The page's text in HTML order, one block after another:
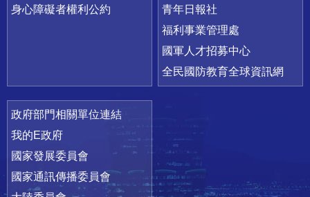
身心障礙者權利公約
青年日報社
福利事業管理處
國軍人才招募中心
全民國防教育全球資訊網
政府部門相關單位連結
我的E政府
國家發展委員會
國家通訊傳播委員會